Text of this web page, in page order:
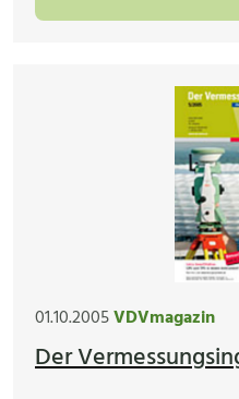
01.10.2005VDVmagazin
Der